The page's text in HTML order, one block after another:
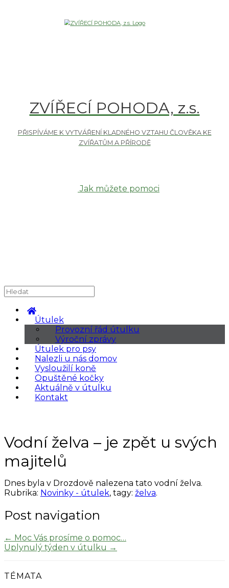
ZVÍŘECÍ POHODA, z.s.
Jak můžete pomoci
Útulek
Provozní řád útulku
Výroční zprávy
Útulek pro psy
Nalezli u nás domov
Vysloužilí koně
Opuštěné kočky
Aktuálně v útulku
Kontakt
Vodní želva – je zpět u svých
majitelů
Dnes byla v Drozdově nalezena tato vodní želva.
Rubrika: Novinky - útulek, tagy: želva.
Post navigation
← Moc Vás prosíme o pomoc…
Uplynulý týden v útulku →
TÉMATA